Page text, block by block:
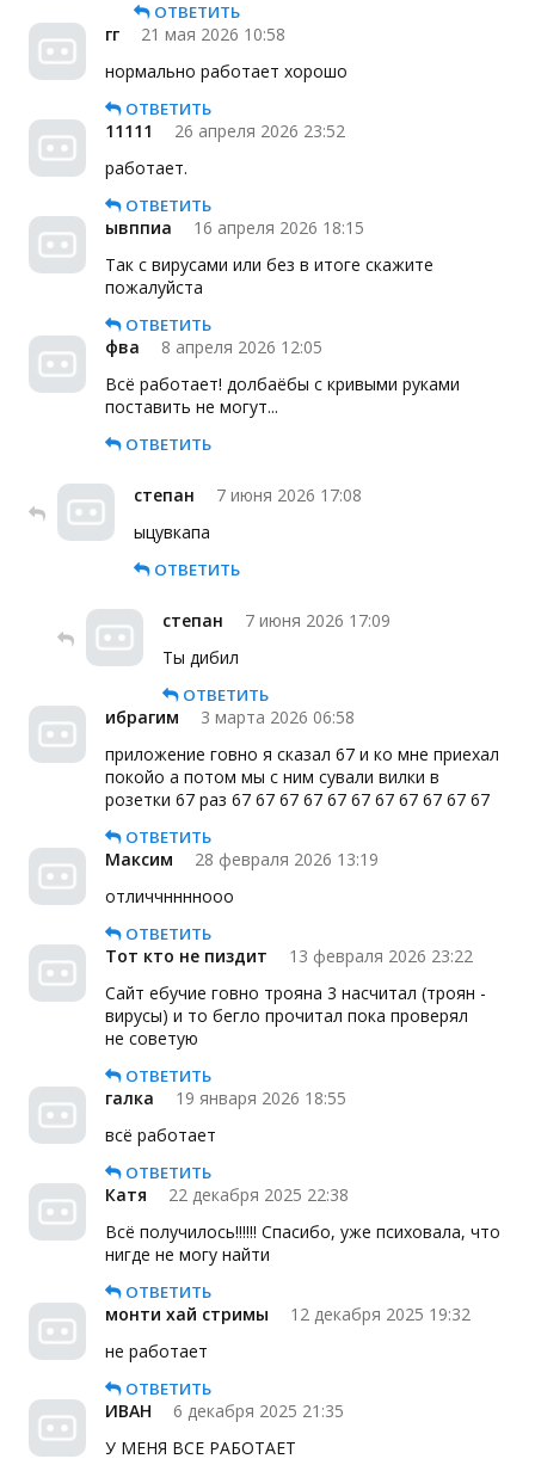
ОТВЕТИТЬ
гг
21 мая 2026 10:58
нормально работает хорошо
ОТВЕТИТЬ
11111
26 апреля 2026 23:52
работает.
ОТВЕТИТЬ
ывппиа
16 апреля 2026 18:15
Так с вирусами или без в итоге скажите
пожалуйста
ОТВЕТИТЬ
фва
8 апреля 2026 12:05
Всё работает! долбаёбы с кривыми руками
поставить не могут...
ОТВЕТИТЬ
степан
7 июня 2026 17:08
ыцувкапа
ОТВЕТИТЬ
степан
7 июня 2026 17:09
Ты дибил
ОТВЕТИТЬ
ибрагим
3 марта 2026 06:58
приложение говно я сказал 67 и ко мне приехал
покойо а потом мы с ним сували вилки в
розетки 67 раз 67 67 67 67 67 67 67 67 67 67 67
ОТВЕТИТЬ
Максим
28 февраля 2026 13:19
отличчннннооо
ОТВЕТИТЬ
Тот кто не пиздит
13 февраля 2026 23:22
Сайт ебучие говно трояна 3 насчитал (троян -
вирусы) и то бегло прочитал пока проверял
не советую
ОТВЕТИТЬ
галка
19 января 2026 18:55
всё работает
ОТВЕТИТЬ
Катя
22 декабря 2025 22:38
Всё получилось!!!!!! Спасибо, уже психовала, что
нигде не могу найти
ОТВЕТИТЬ
монти хай стримы
12 декабря 2025 19:32
не работает
ОТВЕТИТЬ
ИВАН
6 декабря 2025 21:35
У МЕНЯ ВСЕ РАБОТАЕТ